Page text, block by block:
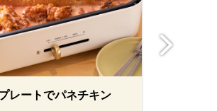
レートでパネチキン